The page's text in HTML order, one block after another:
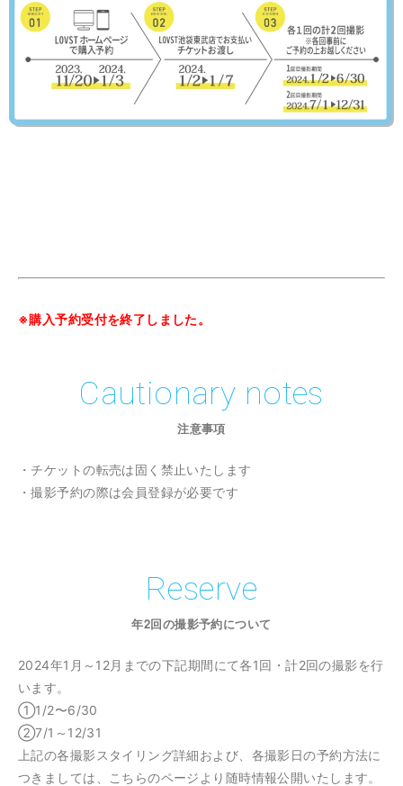
※購入予約受付を終了しました。
Cautionary notes
注意事項
・チケットの転売は固く禁止いたします
・撮影予約の際は会員登録が必要です
Reserve
年2回の撮影予約について
2024年1月～12月までの下記期間にて各1回・計2回の撮影を行
います。
①1/2〜6/30
②7/1～12/31
上記の各撮影スタイリング詳細および、各撮影日の予約方法に
つきましては、こちらのページより随時情報公開いたします。